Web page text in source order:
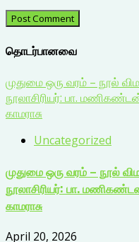
தொடர்பானவை
முதுமை ஒரு வரம் – நூல்
நூலாசிரியர்: பா.
காமராசு
Uncategorized
முதுமை ஒரு வரம் – நூல்
நூலாசிரியர்: பா.
காமராசு
April 20, 2026